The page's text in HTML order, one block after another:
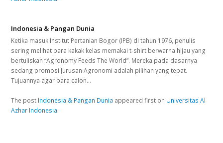
Indonesia & Pangan Dunia
Ketika masuk Institut Pertanian Bogor (IPB) di tahun 1976, penulis
sering melihat para kakak kelas memakai t-shirt berwarna hijau yang
bertuliskan “Agronomy Feeds The World”. Mereka pada dasarnya
sedang promosi Jurusan Agronomi adalah pilihan yang tepat.
Tujuannya agar para calon…
The post Indonesia & Pangan Dunia appeared first on Universitas Al
Azhar Indonesia.